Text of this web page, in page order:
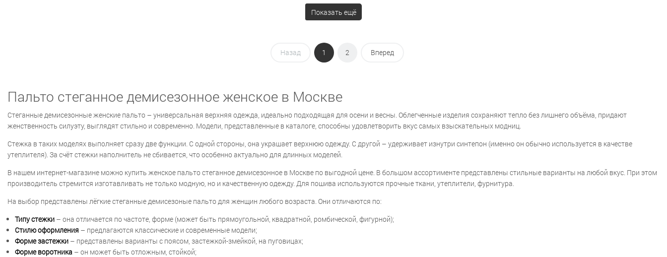
Показать ещё
Назад 1 2 Вперед
Пальто стеганное демисезонное женское в Москве
Стеганные демисезонные женские пальто – универсальная верхняя одежда, идеально подходящая для осени и весны. Облегченные изделия сохраняют тепло без лишнего объёма, придают
женственность силуэту, выглядят стильно и современно. Модели, представленные в каталоге, способны удовлетворить вкус самых взыскательных модниц.
Стежка в таких моделях выполняет сразу две функции. С одной стороны, она украшает верхнюю одежду. С другой – удерживает изнутри синтепон (именно он обычно используется в качестве
утеплителя). За счёт стежки наполнитель не сбивается, что особенно актуально для длинных моделей.
В нашем интернет-магазине можно купить женское пальто стеганное демисезонное в Москве по выгодной цене. В большом ассортименте представлены стильные варианты на любой вкус. При этом
производитель стремится изготавливать не только модную, но и качественную одежду. Для пошива используются прочные ткани, утеплители, фурнитура.
На выбор представлены лёгкие стеганные демисезоные пальто для женщин любого возраста. Они отличаются по:
Типу стежки – она отличается по частоте, форме (может быть прямоугольной, квадратной, ромбической, фигурной);
Стилю оформления – предлагаются классические и современные модели;
Форме застежки – представлены варианты с поясом, застежкой-змейкой, на пуговицах;
Форме воротника – он может быть отложным, стойкой;